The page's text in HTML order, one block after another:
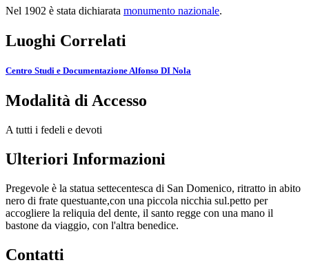
Nel 1902 è stata dichiarata monumento nazionale.
Luoghi Correlati
Centro Studi e Documentazione Alfonso DI Nola
Modalità di Accesso
A tutti i fedeli e devoti
Ulteriori Informazioni
Pregevole è la statua settecentesca di San Domenico, ritratto in abito
nero di frate questuante,con una piccola nicchia sul.petto per
accogliere la reliquia del dente, il santo regge con una mano il
bastone da viaggio, con l'altra benedice.
Contatti